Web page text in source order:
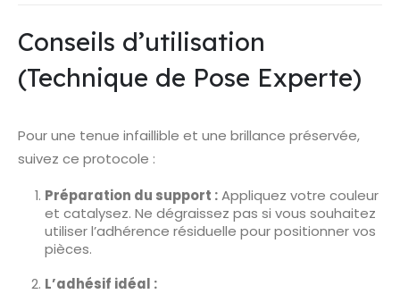
Conseils d’utilisation
(Technique de Pose Experte)
Pour une tenue infaillible et une brillance préservée,
suivez ce protocole :
Préparation du support :Appliquez votre couleur
et catalysez. Ne dégraissez pas si vous souhaitez
utiliser l’adhérence résiduelle pour positionner vos
pièces.
L’adhésif idéal :